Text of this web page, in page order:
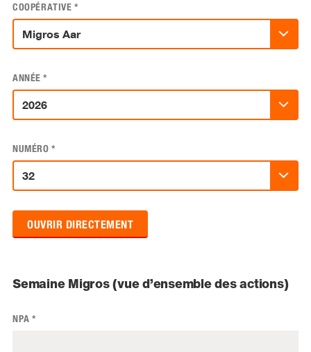
COOPÉRATIVE *
ANNÉE *
NUMÉRO *
OUVRIR DIRECTEMENT
Semaine Migros (vue d’ensemble des actions)
NPA *